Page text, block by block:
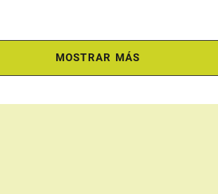
MOSTRAR MÁS